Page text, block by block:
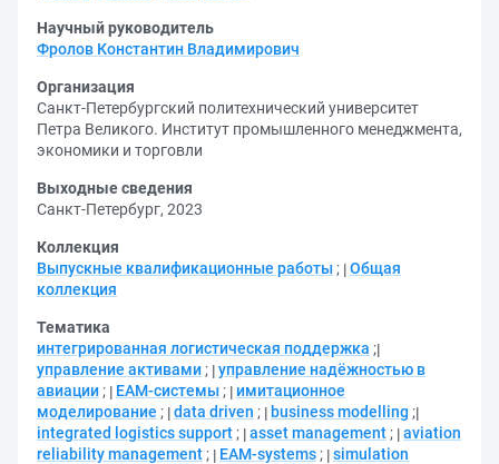
Научный руководитель
Фролов Константин Владимирович
Организация
Санкт-Петербургский политехнический университет
Петра Великого. Институт промышленного менеджмента,
экономики и торговли
Выходные сведения
Санкт-Петербург, 2023
Коллекция
Выпускные квалификационные работы ; Общая
коллекция
Тематика
интегрированная логистическая поддержка ;
управление активами ; управление надёжностью в
авиации ; EAM-системы ;
имитационное
моделирование ; data driven ; business modelling ;
integrated logistics support ; asset management ; aviation
reliability management ; EAM-systems ; simulation